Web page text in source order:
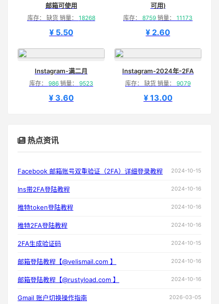
邮箱可使用
库存： 缺货 销量： 18268
¥ 5.50
可用)
库存： 8759 销量： 11173
¥ 2.60
Instagram-满二月
库存： 986销量： 9523
¥ 3.60
Instagram-2024年-2FA
库存： 缺货 销量： 9079
¥ 13.00
热点资讯
Facebook 邮箱账号双重验证（2FA）详细登录教程 2024-10-15
Ins带2FA登陆教程 2024-10-16
推特token登陆教程 2024-10-16
推特2FA登陆教程 2024-10-16
2FA生成验证码 2024-10-15
邮箱登陆教程【@velismail.com 】 2024-10-16
邮箱登陆教程【@rustyload.com 】 2024-10-16
Gmail 账户切换操作指南 2026-03-05